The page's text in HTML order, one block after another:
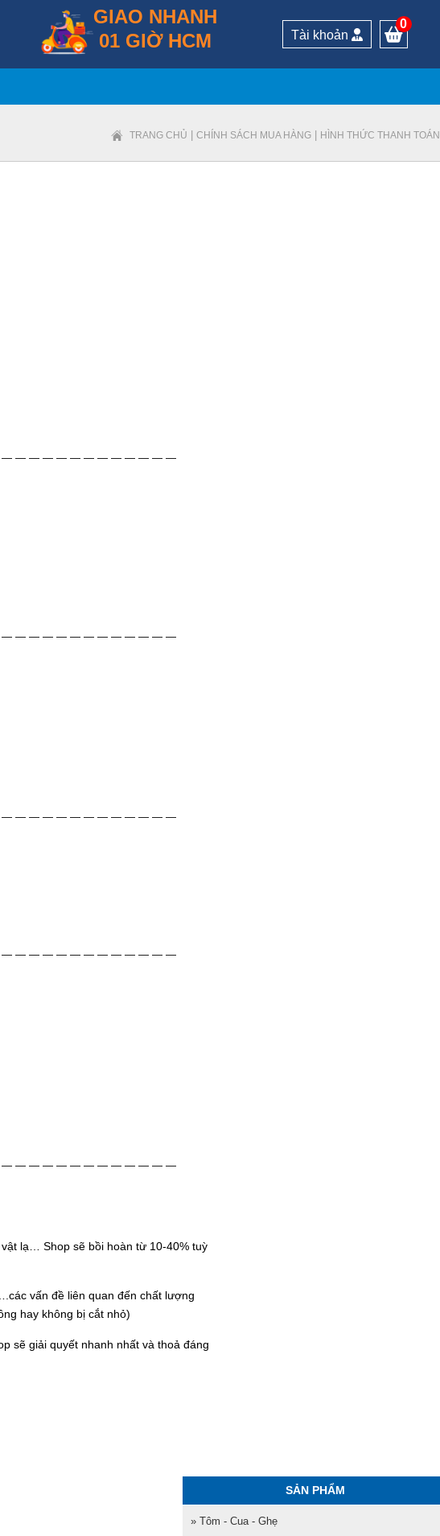
GIAO NHANH
01 GIỜ HCM
Tài khoản
0
TRANG CHỦ CHÍNH SÁCH MUA HÀNG HÌNH THỨC THANH TOÁN
— — — — — — — — — — — —
— — — — — — — — — — — —
— — — — — — — — — — — —
— — — — — — — — — — — —
— — — — — — — — — — — —
lạ… Shop sẽ bồi hoàn từ 10-40% tuỳ
vấn đề liên quan đến chất lượng
hay không bị cắt nhỏ)
sẽ giải quyết nhanh nhất và thoả đáng
SẢN PHẨM
» Tôm - Cua - Ghẹ